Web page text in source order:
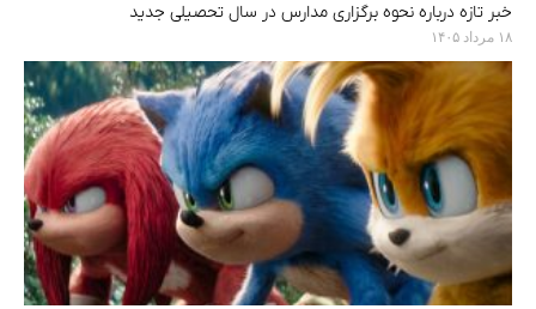
خبر تازه درباره نحوه برگزاری مدارس در سال تحصیلی جدید
۱۸ مرداد ۱۴۰۵